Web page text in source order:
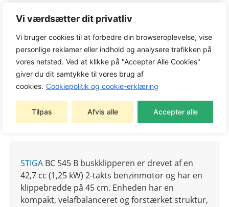
Vi værdsætter dit privatliv
Vi bruger cookies til at forbedre din browseroplevelse, vise
personlige reklamer eller indhold og analysere trafikken på
vores netsted. Ved at klikke på "Accepter Alle Cookies"
giver du dit samtykke til vores brug af
cookies. Cookiepolitik og cookie-erklæring
Tilpas Afvis alle Accepter alle
Varenummer:287321002/ST1
Kategorier:
STIGA Buskryddere , Trimmere og
kratryddere
Tags: STIGA Buskrydder,Trimmere og
Varemærke:
STIGA
STIGA BC 545 B buskklipperen er drevet af en
42,7 cc (1,25 kW) 2-takts benzinmotor og har en
klippebredde på 45 cm. Enheden har en
kompakt, velafbalanceret og forstærket struktur,